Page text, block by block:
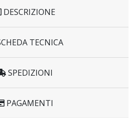
DESCRIZIONE
TECNICA
SPEDIZIONI
PAGAMENTI